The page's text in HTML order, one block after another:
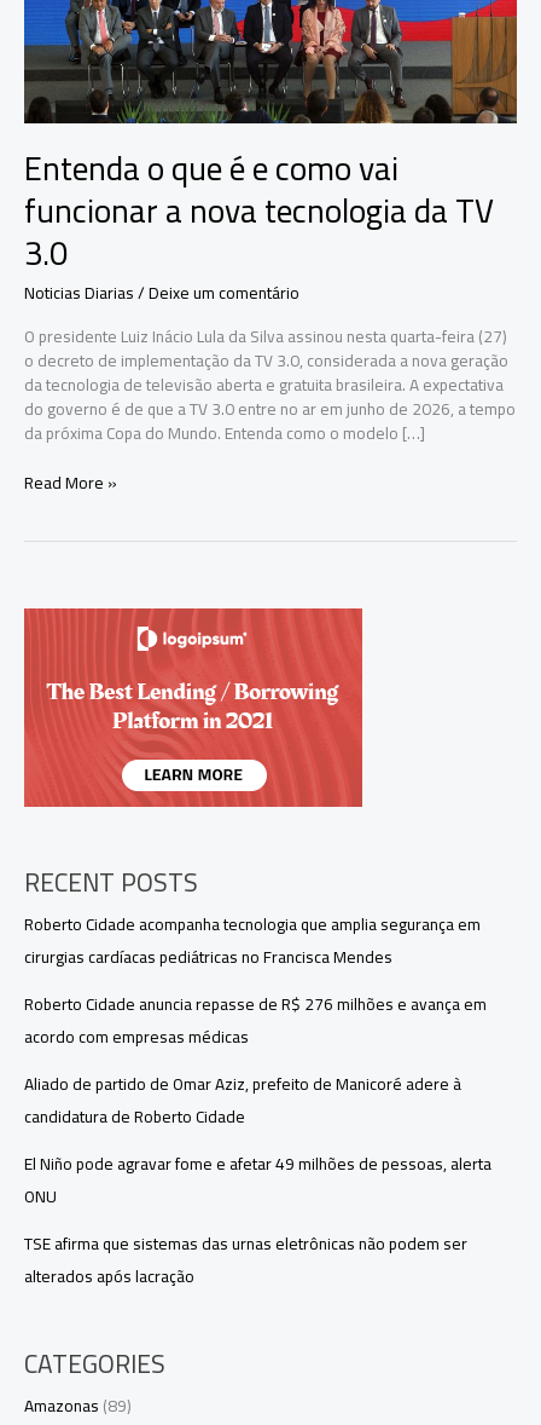
Entenda o que é e como vai
funcionar a nova tecnologia da TV
3.0
Noticias Diarias/Deixe um comentário
O presidente Luiz Inácio Lula da Silva assinou nesta quarta-feira (27)
o decreto de implementação da TV 3.0, considerada a nova geração
da tecnologia de televisão aberta e gratuita brasileira. A expectativa
do governo é de que a TV 3.0 entre no ar em junho de 2026, a tempo
da próxima Copa do Mundo. Entenda como o modelo […]
Entenda
como
nova
Read More »
RECENT POSTS
Roberto Cidade acompanha tecnologia que amplia segurança em
cirurgias cardíacas pediátricas no Francisca Mendes
Roberto Cidade anuncia repasse de R$ 276 milhões e avança em
acordo com empresas médicas
Aliado de partido de Omar Aziz, prefeito de Manicoré adere à
candidatura de Roberto Cidade
El Niño pode agravar fome e afetar 49 milhões de pessoas, alerta
ONU
TSE afirma que sistemas das urnas eletrônicas não podem ser
alterados após lacração
CATEGORIES
Amazonas(89)